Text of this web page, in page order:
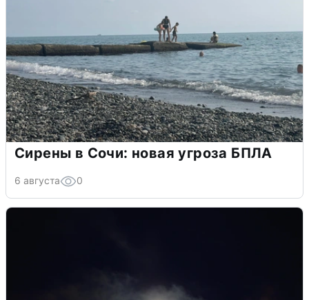
Сирены в Сочи: новая угроза БПЛА
6 августа 0